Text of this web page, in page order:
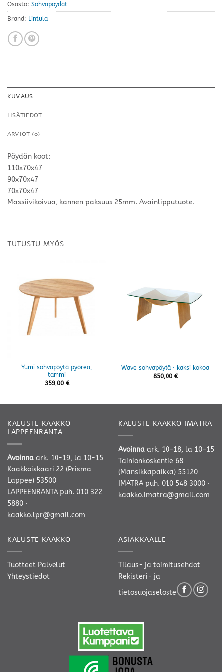
Osasto: Sohvapöydät
Brand: Lintula
KUVAUS
LISÄTIEDOT
ARVIOT (0)
Pöydän koot:
110x70x47
90x70x47
70x70x47
Massiivikoivua, kannen paksuus 25mm. Avainlipputuote.
TUTUSTU MYÖS
Yumi sohvapöytä pyöreä,
tammi
359,00 €
Wave sohvapöytä · kaksi kokoa
850,00 €
KALUSTE KAAKKO
LAPPEENRANTA
Avoinna ark. 10-19, la 10-15
Kaakkoiskaari 22 (Prisma
Lappee) 53500
LAPPEENRANTA puh. 010 322
5880 ·
kaakko.lpr@gmail.com
KALUSTE KAAKKO IMATRA
Avoinna ark. 10–18, la 10–15
Tainionkoskentie 68
(Mansikkapaikka) 55120
IMATRA puh. 010 548 3000 ·
kaakko.imatra@gmail.com
KALUSTE KAAKKO
Tuotteet Palvelut
Yhteystiedot
ASIAKKAALLE
Tilaus- ja toimitusehdot
Rekisteri- ja
tietosuojaseloste